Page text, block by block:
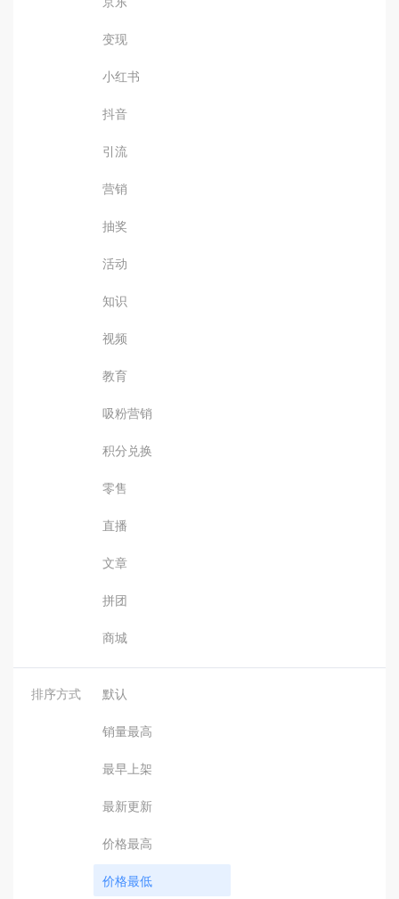
变现
小红书
抖音
引流
营销
抽奖
活动
知识
视频
教育
吸粉营销
积分兑换
零售
直播
文章
拼团
商城
排序方式 默认
销量最高
最早上架
最新更新
价格最高
价格最低